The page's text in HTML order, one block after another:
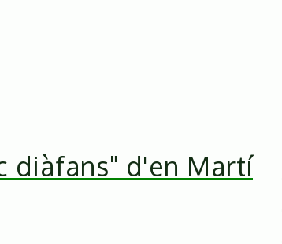
la
diàfans" d'en Martí